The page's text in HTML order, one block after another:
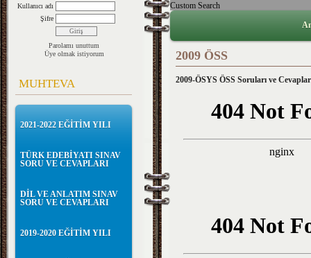
Kullanıcı adı
Şifre
Parolamı unuttum
Üye olmak istiyorum
MUHTEVA
2021-2022 EĞİTİM YILI
TÜRK EDEBİYATI SINAV
SORU VE CEVAPLARI
DİL VE ANLATIM SINAV
SORU VE CEVAPLARI
2019-2020 EĞİTİM YILI
Custom Search
2009 ÖSS
2009-ÖSYS ÖSS Soruları ve